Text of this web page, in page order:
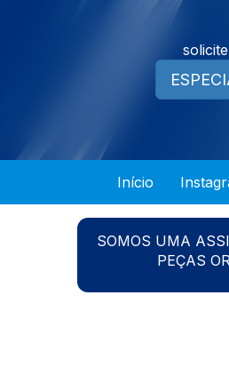
Início
SOMOS UMA
PEÇAS